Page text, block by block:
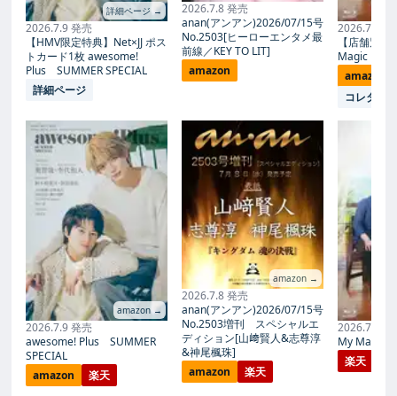
詳細ページ →
2026.7.9 発売
【HMV限定特典】Net×JJ ポス
トカード1枚 awesome!
Plus SUMMER SPECIAL
詳細ページ
amazon →
2026.7.9 発売
awesome! Plus SUMMER
SPECIAL
amazon
楽天
2026.7.8 発売
anan(アンアン)2026/07/15号
No.2503[ヒーローエンタメ最
前線／KEY TO LIT]
amazon
amazon →
2026.7.8 発売
anan(アンアン)2026/07/15号
No.2503増刊 スペシャルエ
ディション[山﨑賢人&志尊淳
&神尾楓珠]
amazon
楽天
2026.7.27
【店舗別
Magic
amazon
コレタメ
2026.7.27
My Magic
楽天